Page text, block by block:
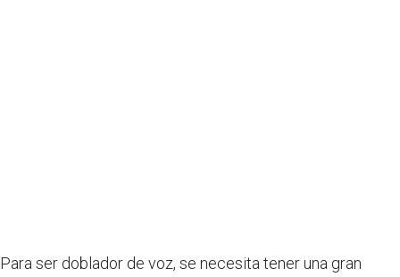
Para ser doblador de voz, se necesita tener una gran